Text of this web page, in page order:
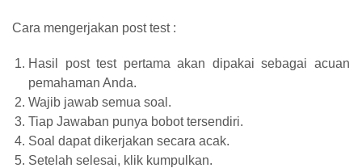
Cara mengerjakan post test :
Hasil post test pertama akan dipakai sebagai acuan
pemahaman Anda.
Wajib jawab semua soal.
Tiap Jawaban punya bobot tersendiri.
Soal dapat dikerjakan secara acak.
Setelah selesai, klik kumpulkan.